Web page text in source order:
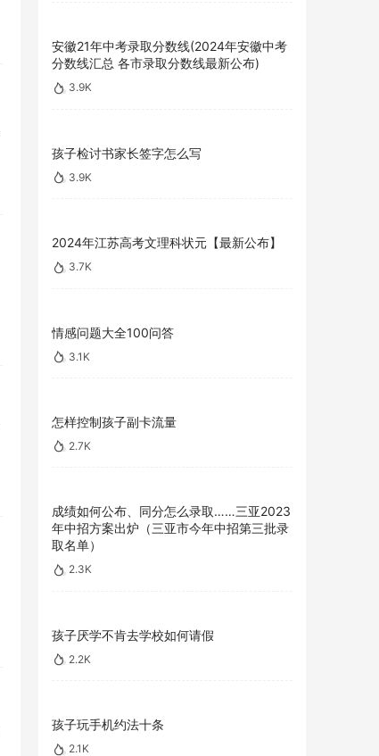
安徽21年中考录取分数线(2024年安徽中考
分数线汇总 各市录取分数线最新公布)
3.9K
孩子检讨书家长签字怎么写
3.9K
2024年江苏高考文理科状元【最新公布】
3.7K
情感问题大全100问答
3.1K
怎样控制孩子副卡流量
2.7K
成绩如何公布、同分怎么录取……三亚2023
年中招方案出炉（三亚市今年中招第三批录
取名单）
2.3K
孩子厌学不肯去学校如何请假
2.2K
孩子玩手机约法十条
2.1K